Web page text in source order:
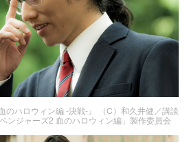
のハロウィン編 -決戦-』 （C）和久井健／講談
ンジャーズ2 血のハロウィン編」製作委員会